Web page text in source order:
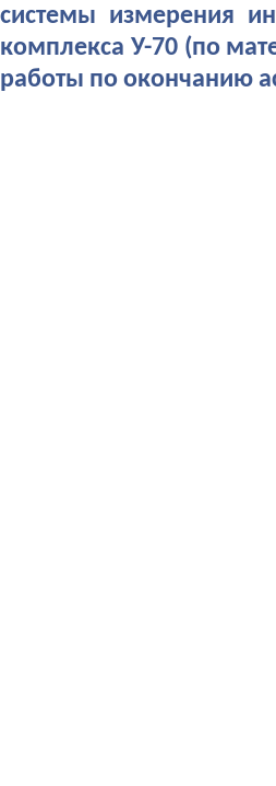
системы измерения
комплекса У-70 (по
работы по окончанию